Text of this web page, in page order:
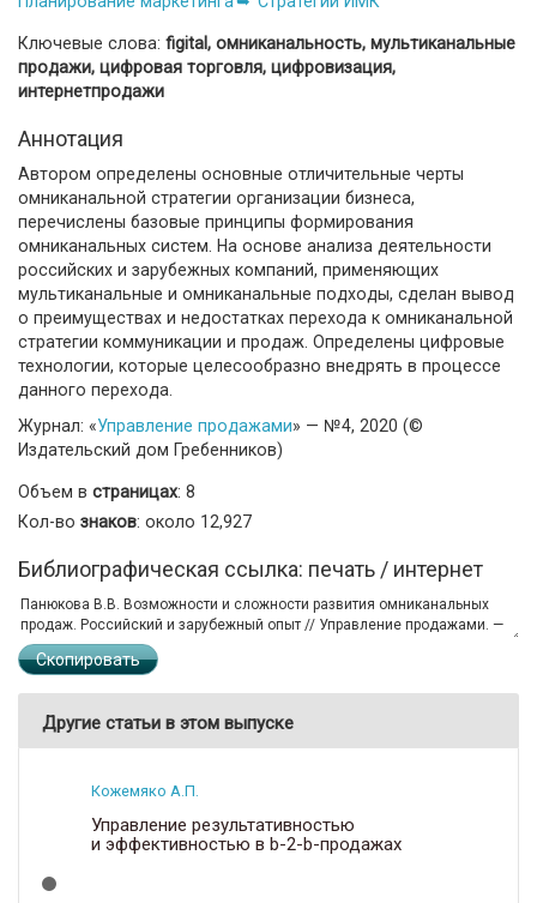
Ключевые слова: figital, омниканальность, мультиканальные
продажи, цифровая торговля, цифровизация,
интернетпродажи
Аннотация
Автором определены основные отличительные черты
омниканальной стратегии организации бизнеса,
перечислены базовые принципы формирования
омниканальных систем. На основе анализа деятельности
российских и зарубежных компаний, применяющих
мультиканальные и омниканальные подходы, сделан вывод
о преимуществах и недостатках перехода к омниканальной
стратегии коммуникации и продаж. Определены цифровые
технологии, которые целесообразно внедрять в процессе
данного перехода.
Журнал: «Управление продажами» — №4, 2020 (©
Издательский дом Гребенников)
Объем в страницах: 8
Кол-во знаков: около 12,927
Библиографическая ссылка: печать / интернет
Скопировать
Другие статьи в этом выпуске
Кожемяко А.П.
Управление результативностью
и эффективностью в b-2-b-продажах